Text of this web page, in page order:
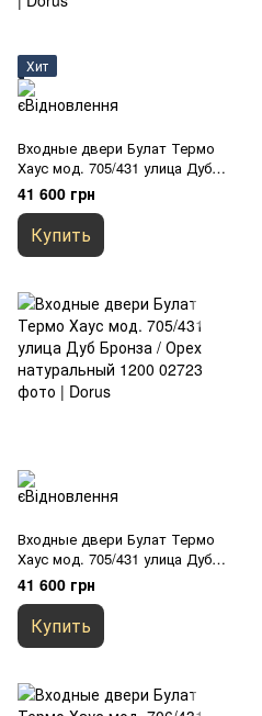
Хит
Входные двери Булат Термо
Хаус мод. 705/431 улица Дуб
Бронза / Молочный 1200
41 600 грн
Купить
Входные двери Булат Термо
Хаус мод. 705/431 улица Дуб
Бронза / Орех натуральный
1200
41 600 грн
Купить